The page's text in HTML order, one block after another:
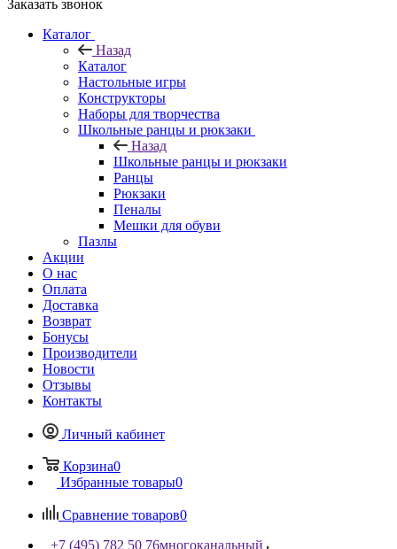
Заказать звонок
Каталог
Назад
Каталог
Настольные игры
Конструкторы
Наборы для творчества
Школьные ранцы и рюкзаки
Назад
Школьные ранцы и рюкзаки
Ранцы
Рюкзаки
Пеналы
Мешки для обуви
Пазлы
Акции
О нас
Оплата
Доставка
Возврат
Бонусы
Производители
Новости
Отзывы
Контакты
Личный кабинет
Корзина0
Избранные товары0
Сравнение товаров0
+7 (495) 782 50 76многоканальный